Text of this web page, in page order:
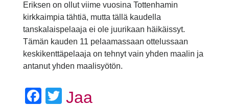
Eriksen on ollut viime vuosina Tottenhamin
kirkkaimpia tähtiä, mutta tällä kaudella
tanskalaispelaaja ei ole juurikaan häikäissyt.
Tämän kauden 11 pelaamassaan ottelussaan
keskikenttäpelaaja on tehnyt vain yhden maalin ja
antanut yhden maalisyötön.
Facebook
Twitter
Jaa